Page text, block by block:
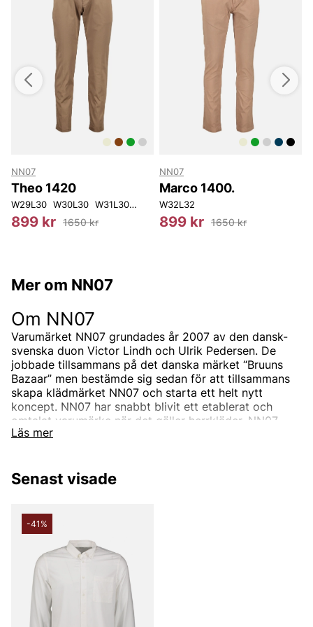
W36L32 W38L32 W30L34
NN07
Theo 1420
W29L30 W30L30 W31L30 W32L30 W33L30
899 kr 1650 kr
NN07
Marco 1400.
W32L32
899 kr 1650 kr
Mer om NN07
Läs mer
Om NN07
Varumärket NN07 grundades år 2007 av den dansk-
svenska duon Victor Lindh och Ulrik Pedersen. De
jobbade tillsammans på det danska märket “Bruuns
Bazaar” men bestämde sig sedan för att tillsammans
skapa klädmärket NN07 och starta ett helt nytt
koncept. NN07 har snabbt blivit ett etablerat och
omtalat varumärke när det gäller herrkläder. NN07
drivs inte av trender utan designar unika plagg med
Hur kom namnet NN07 till?
NN07 är ett varumärke för alla, oavsett bakgrund.
Därav namnet NN07, som står för “No Nationality” och
07 från året då det skapades, 2007. Konceptet kallar
de ibland för “We are no nationality” som går att se i
deras grafiska profil. Målet har alltid varit att alla
människor ska känna sig bekväma i NN07s plagg.
NN07s sortiment
Senast visade
-41%